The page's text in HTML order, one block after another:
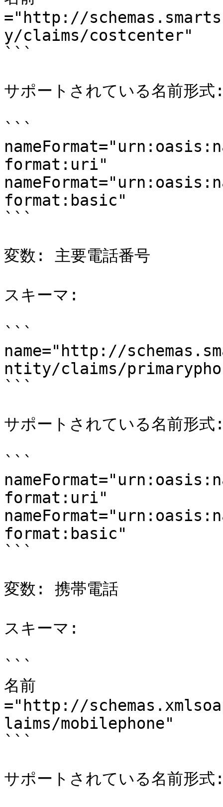
="http://
y/claims/costcenter"
```
サポートされている名前形
```
format:uri"
format:basic"
```
変数: 主要電話番号
スキーマ:
```
name="http://
ntity/claims/
```
サポートされている名前形
```
format:uri"
format:basic"
```
変数: 携帯電話
スキーマ:
```
名前
="http://
laims/mobilephone"
```
サポートされている名前形